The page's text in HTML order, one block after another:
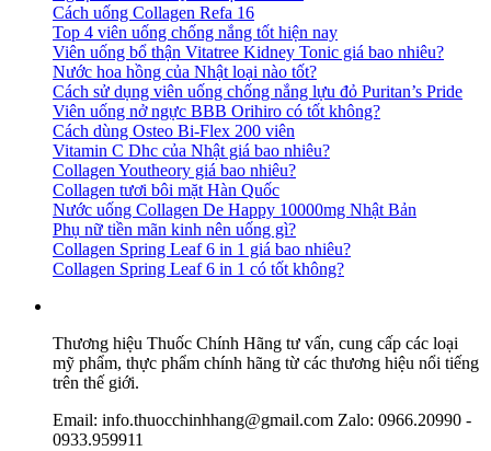
Cách uống Collagen Refa 16
Top 4 viên uống chống nắng tốt hiện nay
Viên uống bổ thận Vitatree Kidney Tonic giá bao nhiêu?
Nước hoa hồng của Nhật loại nào tốt?
Cách sử dụng viên uống chống nắng lựu đỏ Puritan’s Pride
Viên uống nở ngực BBB Orihiro có tốt không?
Cách dùng Osteo Bi-Flex 200 viên
Vitamin C Dhc của Nhật giá bao nhiêu?
Collagen Youtheory giá bao nhiêu?
Collagen tươi bôi mặt Hàn Quốc
Nước uống Collagen De Happy 10000mg Nhật Bản
Phụ nữ tiền mãn kinh nên uống gì?
Collagen Spring Leaf 6 in 1 giá bao nhiêu?
Collagen Spring Leaf 6 in 1 có tốt không?
Thương hiệu Thuốc Chính Hãng tư vấn, cung cấp các loại
mỹ phẩm, thực phẩm chính hãng từ các thương hiệu nổi tiếng
trên thế giới.
Email: info.thuocchinhhang@gmail.com Zalo: 0966.20990 -
0933.959911